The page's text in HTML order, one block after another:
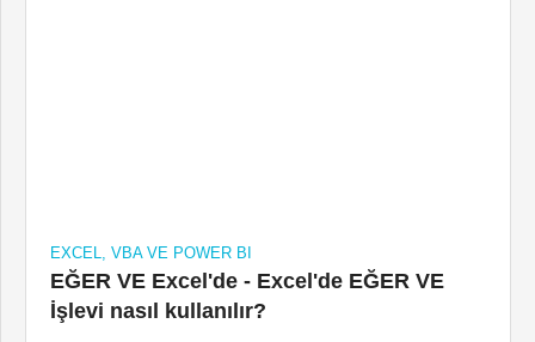
EXCEL, VBA VE POWER BI
EĞER VE Excel'de - Excel'de EĞER VE
İşlevi nasıl kullanılır?